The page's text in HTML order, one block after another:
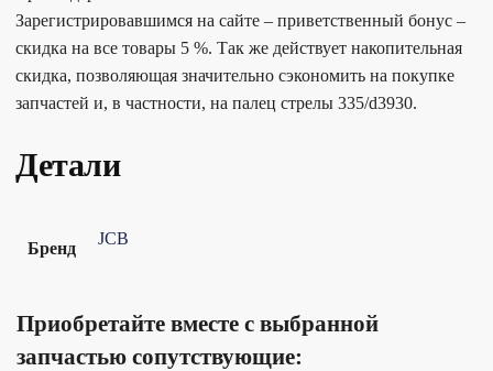
Зарегистрировавшимся на сайте – приветственный бонус –
скидка на все товары 5 %. Так же действует накопительная
скидка, позволяющая значительно сэкономить на покупке
запчастей и, в частности, на палец стрелы 335/d3930.
Детали
Бренд
JCB
Приобретайте вместе с выбранной
запчастью сопутствующие: